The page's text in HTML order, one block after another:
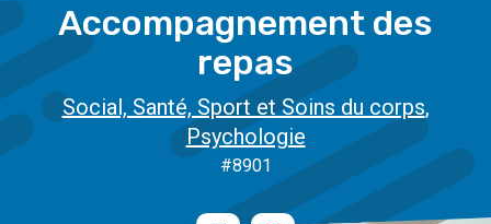
Accompagnement des
repas
Social, Santé, Sport et Soins du corps,
Psychologie
#8901